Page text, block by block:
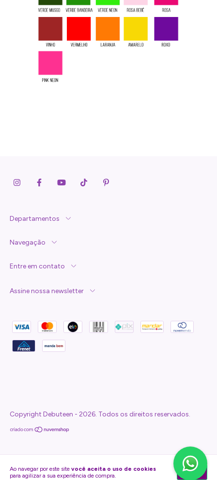
Ao navegar por este site você aceita o uso de cookies
para agilizar a sua experiência de compra.
Entendi
Departamentos
Navegação
Entre em contato
Assine nossa newsletter
Copyright Debuteen - 2026. Todos os direitos reservados.